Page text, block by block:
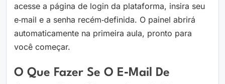
acesse a página de login da plataforma, insira seu
e‑mail e a senha recém‑definida. O painel abrirá
automaticamente na primeira aula, pronto para
você começar.
O Que Fazer Se O E‑mail De